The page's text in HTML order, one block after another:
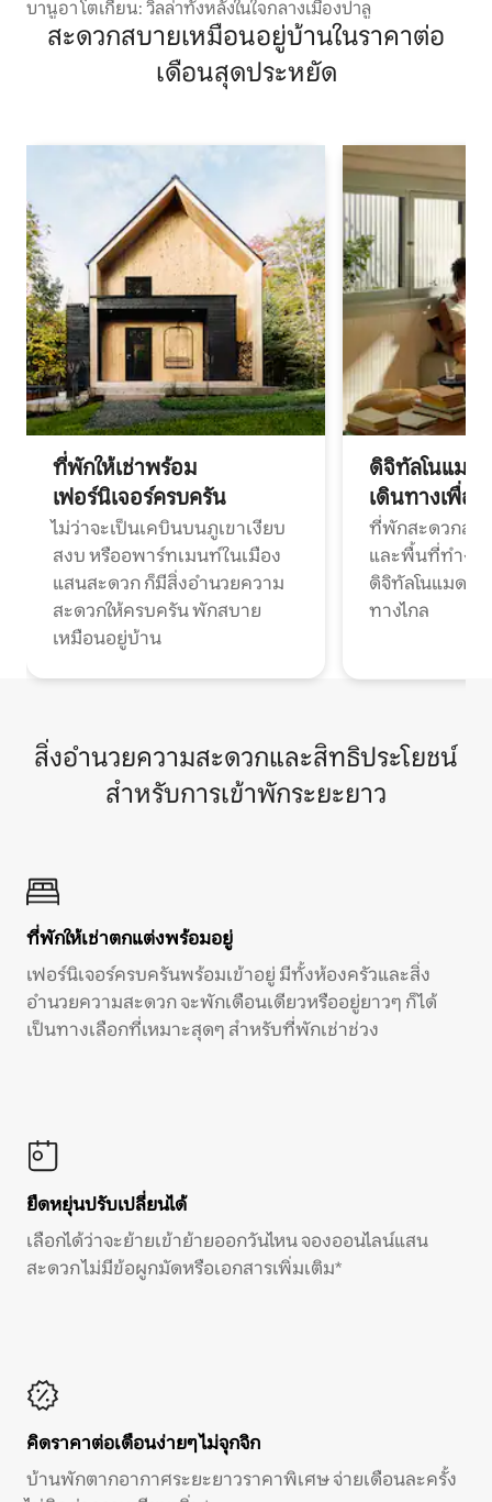
บานูอา โตเกียน: วิลล่าทั้งหลังในใจกลางเมืองปาลู
สะดวกสบายเหมือนอยู่บ้านในราคาต่อ
เดือนสุดประหยัด
ที่พักให้เช่าพร้อม
เฟอร์นิเจอร์ครบครัน
ไม่ว่าจะเป็นเคบินบนภูเขาเงียบ
สงบ หรืออพาร์ทเมนท์ในเมือง
แสนสะดวก ก็มีสิ่งอำนวยความ
สะดวกให้ครบครัน พักสบาย
เหมือนอยู่บ้าน
ดิจิทัลโนแมด
เดินทางเพื่อ
ที่พักสะดวกสบ
และพื้นที่ทำงา
ดิจิทัลโนแมดแ
ทางไกล
สิ่งอำนวยความสะดวกและสิทธิประโยชน์
สำหรับการเข้าพักระยะยาว
ที่พักให้เช่าตกแต่งพร้อมอยู่
เฟอร์นิเจอร์ครบครันพร้อมเข้าอยู่ มีทั้งห้องครัวและสิ่ง
อำนวยความสะดวก จะพักเดือนเดียวหรืออยู่ยาวๆ ก็ได้
เป็นทางเลือกที่เหมาะสุดๆ สำหรับที่พักเช่าช่วง
ยืดหยุ่นปรับเปลี่ยนได้
เลือกได้ว่าจะย้ายเข้าย้ายออกวันไหน จองออนไลน์แสน
สะดวก ไม่มีข้อผูกมัดหรือเอกสารเพิ่มเติม*
คิดราคาต่อเดือนง่ายๆ ไม่จุกจิก
บ้านพักตากอากาศระยะยาวราคาพิเศษ จ่ายเดือนละครั้ง